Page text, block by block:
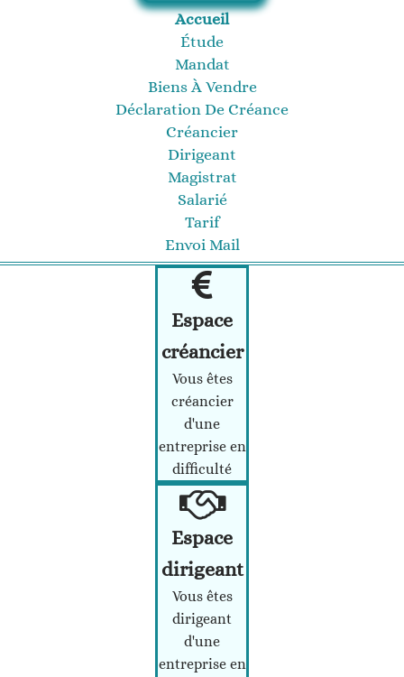
Accueil
Étude
Mandat
Biens À Vendre
Déclaration De Créance
Créancier
Dirigeant
Magistrat
Salarié
Tarif
Envoi Mail
Espace
créancier
Vous êtes
créancier
d'une
entreprise en
difficulté
Espace
dirigeant
Vous êtes
dirigeant
d'une
entreprise en